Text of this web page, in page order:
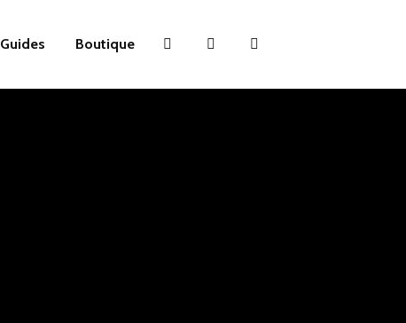
Guides Boutique